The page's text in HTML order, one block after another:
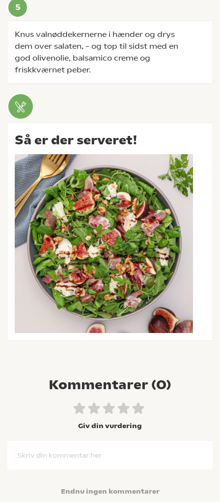
Knus valnøddekernerne i hænder og drys
dem over salaten, – og top til sidst med en
god olivenolie, balsamico creme og
friskkværnet peber.
Så er der serveret!
Kommentarer (0)
Giv din vurdering
Skriv din kommentar her
Endnu ingen kommentarer